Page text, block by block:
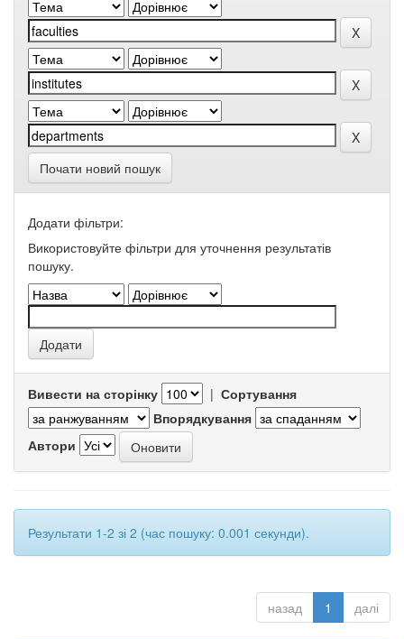
Почати новий пошук
Додати фільтри:
Використовуйте фільтри для уточнення результатів
пошуку.
Вивести на сторінку | Сортування
Впорядкування
Автори
Результати 1-2 зі 2 (час пошуку: 0.001 секунди).
назад 1 далі